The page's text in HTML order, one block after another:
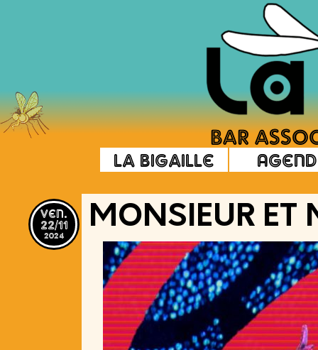
La Bigaille
ven.
22/11
2024
MONSIEUR ET